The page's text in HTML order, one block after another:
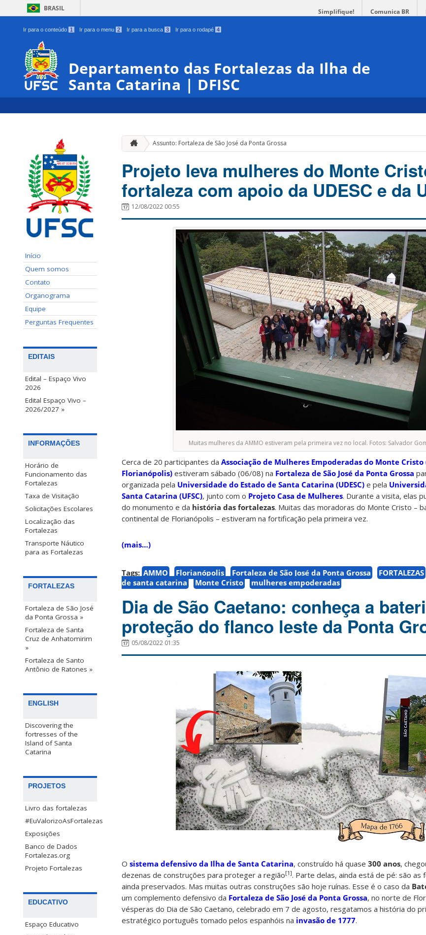
BRASIL Simplifique! Comunica BR
Ir para o conteúdo 1 Ir para o menu 2 Ir para a busca 3 Ir para o rodapé 4
Departamento das Fortalezas da Ilha de
Santa Catarina | DFISC
Início
Quem somos
Contato
Organograma
Equipe
Perguntas Frequentes
EDITAIS
Edital – Espaço Vivo
2026
Edital Espaço Vivo –
2026/2027 »
INFORMAÇÕES
Horário de
Funcionamento das
Fortalezas
Taxa de Visitação
Solicitações Escolares
Localização das
Fortalezas
Transporte Náutico
para as Fortalezas
FORTALEZAS
Fortaleza de São José
da Ponta Grossa »
Fortaleza de Santa
Cruz de Anhatomirim
»
Fortaleza de Santo
Antônio de Ratones »
ENGLISH
Discovering the
fortresses of the
Island of Santa
Catarina
PROJETOS
Livro das fortalezas
#EuValorizoAsFortalezas
Exposições
Banco de Dados
Fortalezas.org
Projeto Fortalezas
EDUCATIVO
Espaço Educativo
Assunto: Fortaleza de São José da Ponta Grossa
Projeto leva mulheres do Monte
fortaleza com apoio da UDESC e da
12/08/2022 00:55
Muitas mulheres da AMMO estiveram pela primeira vez no local. Fotos: Salvador
Cerca de 20 participantes da Associação de Mulheres Empoderadas do Monte Cristo
Florianópolis) estiveram sábado (06/08) na Fortaleza de São José da Ponta Grossa
organizada pela Universidade do Estado de Santa Catarina (UDESC) e pela
Santa Catarina (UFSC), junto com o Projeto Casa de Mulheres. Durante a visita, elas
do monumento e da história das fortalezas. Muitas das moradoras do Monte Cristo –
continental de Florianópolis – estiveram na fortificação pela primeira vez.
(mais…)
Tags: AMMO Florianópolis Fortaleza de São José da Ponta Grossa FORTALEZAS
de santa catarina
Monte Cristo mulheres empoderadas
Dia de São Caetano: conheça a
proteção do flanco leste da Ponta
05/08/2022 01:35
O sistema defensivo da Ilha de Santa Catarina, construído há quase 300 anos,
dezenas de construções para proteger a região[1]. Parte delas, ainda está de pé: são
ainda preservados. Mas muitas outras construções são hoje ruínas. Esse é o caso da
um complemento defensivo da Fortaleza de São José da Ponta Grossa, no norte de
vésperas do Dia de São Caetano, celebrado em 7 de agosto, resgatamos a história do
estratégico português tomado pelos espanhóis na invasão de 1777.